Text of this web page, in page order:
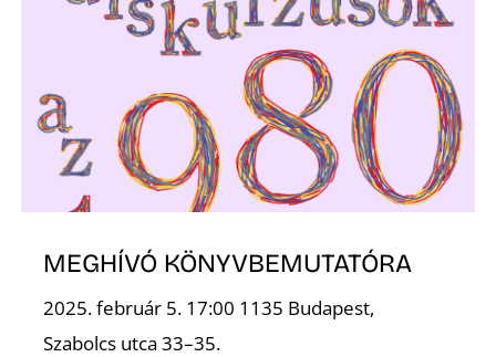
MEGHÍVÓ KÖNYVBEMUTATÓRA
2025. február 5. 17:00 1135 Budapest,
Szabolcs utca 33–35.